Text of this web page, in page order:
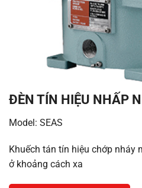
ĐÈN TÍN HIỆU NHẤP
Model: SEAS
Khuếch tán tín hiệu chớp nháy
ở khoảng cách xa